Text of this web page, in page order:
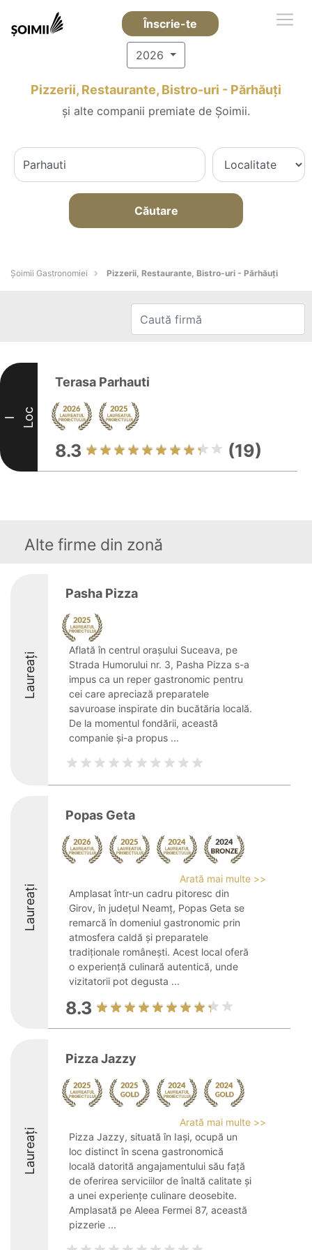
Înscrie-te
2026
Pizzerii, Restaurante, Bistro-uri - Părhăuţi
și alte companii premiate de Șoimii.
Căutare
Șoimii Gastronomiei Pizzerii, Restaurante, Bistro-uri - Părhăuţi
I Loc
Terasa Parhauti
8.3 (19)
Alte firme din zonă
Laureați
Pasha Pizza
Aflată în centrul orașului Suceava, pe
Strada Humorului nr. 3, Pasha Pizza s-a
impus ca un reper gastronomic pentru
cei care apreciază preparatele
savuroase inspirate din bucătăria locală.
De la momentul fondării, această
companie și-a propus ...
Laureați
Popas Geta
Arată mai multe >>
Amplasat într-un cadru pitoresc din
Girov, în județul Neamț, Popas Geta se
remarcă în domeniul gastronomic prin
atmosfera caldă și preparatele
tradiționale românești. Acest local oferă
o experiență culinară autentică, unde
vizitatorii pot degusta ...
8.3
Laureați
Pizza Jazzy
Arată mai multe >>
Pizza Jazzy, situată în Iași, ocupă un
loc distinct în scena gastronomică
locală datorită angajamentului său față
de oferirea serviciilor de înaltă calitate și
a unei experiențe culinare deosebite.
Amplasată pe Aleea Fermei 87, această
pizzerie ...